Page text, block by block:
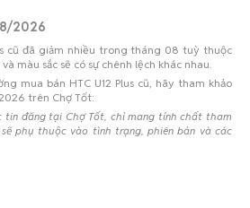
2026
cũ đã giảm nhiều trong tháng 08 tuỳ thuộc
màu sắc sẽ có sự chênh lệch khác nhau.
mua bán HTC U12 Plus cũ, hãy tham khảo
trên Chợ Tốt:
đăng tại Chợ Tốt, chỉ mang tính chất tham
sẽ phụ thuộc vào tình trạng, phiên bản và các
HTC U12 Plus cũ với nhiều khoảng giá giúp